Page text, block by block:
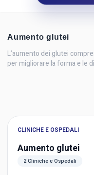
Aumento glutei
L’aumento dei glutei
per migliorare la forma e le
CLINICHE E OSPEDALI
Aumento glutei
2 Cliniche e Ospedali